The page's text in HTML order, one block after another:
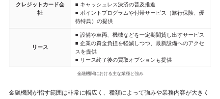
クレジットカード会
社
■ キャッシュレス決済の普及推進
■ ポイントプログラムや付帯サービス（旅行保険、優
待特典）の提供
リース
■ 設備や車両、機械などを一定期間貸し出すサービス
■ 企業の資金負担を軽減しつつ、最新設備へのアクセ
スを提供
■ リース終了後の買取オプションも提供
金融機関における主な業種と強み
金融機関が指す範囲は非常に幅広く、種類によって強みや業務内容が大きく